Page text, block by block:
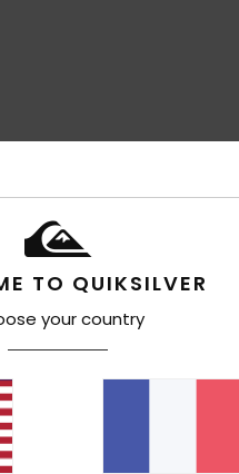
TO QUIKSILVER
your country